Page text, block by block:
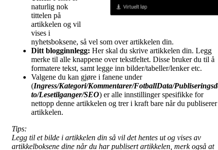
naturlig nok
tittelen på
artikkelen og vil
vises i
nyhetsboksene, så vel som over artikkelen din.
Ditt blogginnlegg: Her skal du skrive artikkelen din. Legg
merke til alle knappene over tekstfeltet. Disse bruker du til å
formatere tekst, samt legge inn bilder/tabeller/lenker etc.
Valgene du kan gjøre i fanene under
(Ingress/Kategori/Kommentarer/FotballData/
to/Lesetilganger/SEO) er alle innstillinger spesifikke for
nettopp denne artikkelen og trer i kraft bare når du publiserer
artikkelen.
Tips:
Legg til et bilde i artikkelen din så vil det hentes ut og vises av
artikkelboksene dine når du har publisert artikkelen, merk også at